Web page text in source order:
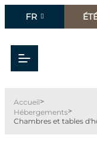
FR
Accueil>
Hébergements>
Chambres et tables